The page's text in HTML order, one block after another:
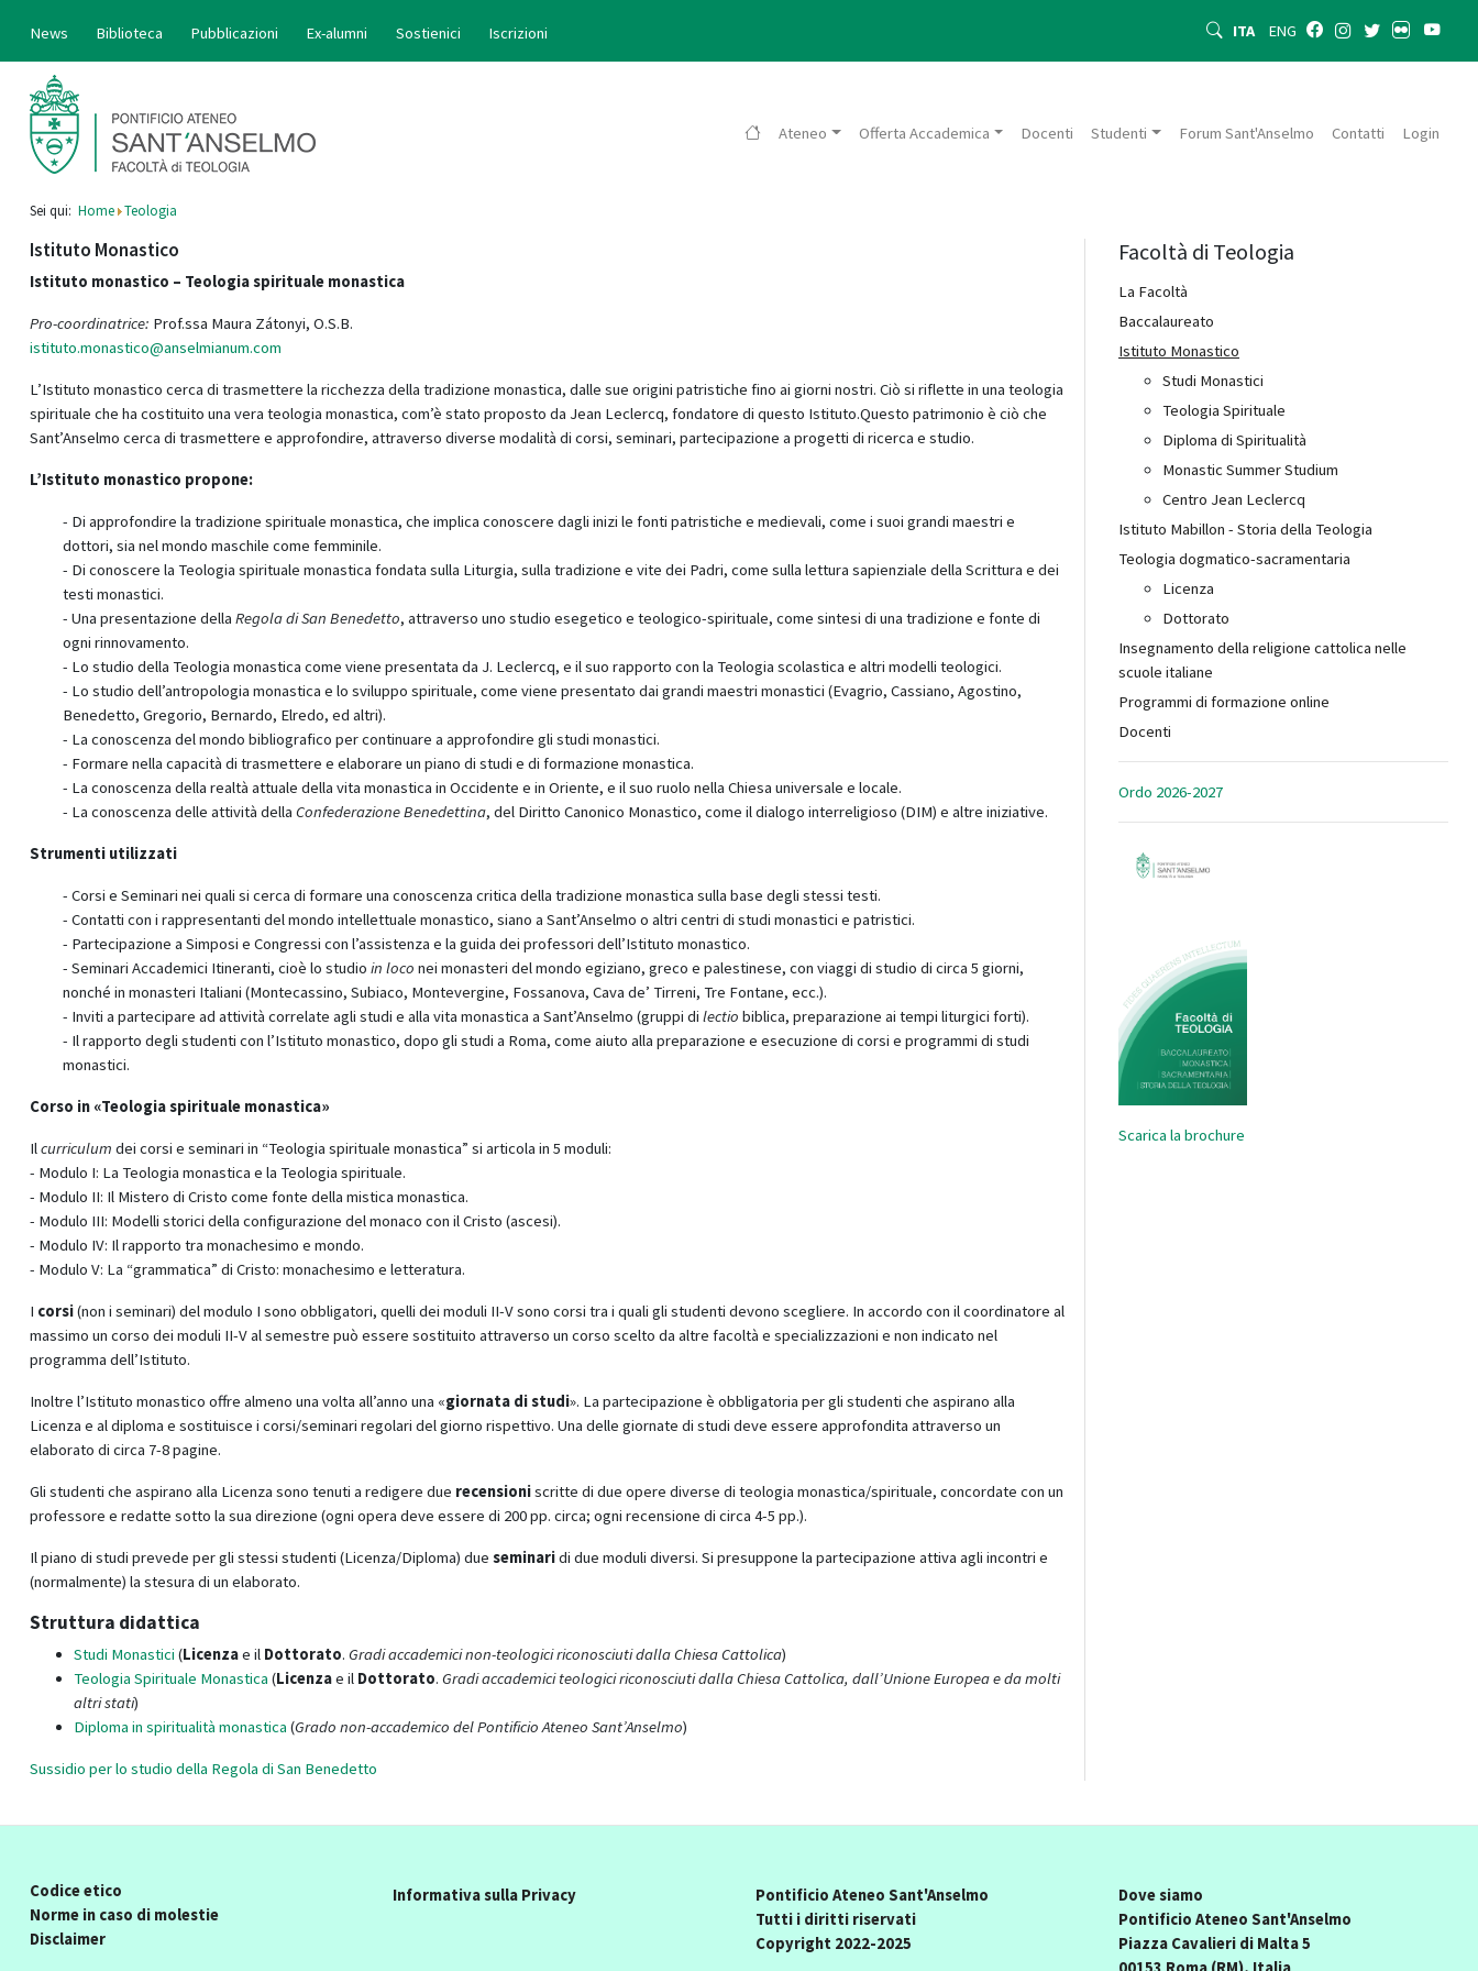
News Biblioteca Pubblicazioni Ex-alumni Sostienici Iscrizioni ITA ENG
Ateneo Offerta Accademica Docenti Studenti Forum Sant'Anselmo Contatti Login
Sei qui: Home Teologia
Istituto Monastico
Istituto monastico – Teologia spirituale monastica
Pro-coordinatrice: Prof.ssa Maura Zátonyi, O.S.B.
istituto.monastico@anselmianum.com
L’Istituto monastico cerca di trasmettere la ricchezza della tradizione monastica, dalle sue origini patristiche fino ai giorni nostri. Ciò si riflette in una teologia
spirituale che ha costituito una vera teologia monastica, com’è stato proposto da Jean Leclercq, fondatore di questo Istituto.Questo patrimonio è ciò che
Sant’Anselmo cerca di trasmettere e approfondire, attraverso diverse modalità di corsi, seminari, partecipazione a progetti di ricerca e studio.
L’Istituto monastico propone:
- Di approfondire la tradizione spirituale monastica, che implica conoscere dagli inizi le fonti patristiche e medievali, come i suoi grandi maestri e
dottori, sia nel mondo maschile come femminile.
- Di conoscere la Teologia spirituale monastica fondata sulla Liturgia, sulla tradizione e vite dei Padri, come sulla lettura sapienziale della Scrittura e dei
testi monastici.
- Una presentazione della Regola di San Benedetto, attraverso uno studio esegetico e teologico-spirituale, come sintesi di una tradizione e fonte di
ogni rinnovamento.
- Lo studio della Teologia monastica come viene presentata da J. Leclercq, e il suo rapporto con la Teologia scolastica e altri modelli teologici.
- Lo studio dell’antropologia monastica e lo sviluppo spirituale, come viene presentato dai grandi maestri monastici (Evagrio, Cassiano, Agostino,
Benedetto, Gregorio, Bernardo, Elredo, ed altri).
- La conoscenza del mondo bibliografico per continuare a approfondire gli studi monastici.
- Formare nella capacità di trasmettere e elaborare un piano di studi e di formazione monastica.
- La conoscenza della realtà attuale della vita monastica in Occidente e in Oriente, e il suo ruolo nella Chiesa universale e locale.
- La conoscenza delle attività della Confederazione Benedettina, del Diritto Canonico Monastico, come il dialogo interreligioso (DIM) e altre iniziative.
Strumenti utilizzati
- Corsi e Seminari nei quali si cerca di formare una conoscenza critica della tradizione monastica sulla base degli stessi testi.
- Contatti con i rappresentanti del mondo intellettuale monastico, siano a Sant’Anselmo o altri centri di studi monastici e patristici.
- Partecipazione a Simposi e Congressi con l’assistenza e la guida dei professori dell’Istituto monastico.
- Seminari Accademici Itineranti, cioè lo studio in loco nei monasteri del mondo egiziano, greco e palestinese, con viaggi di studio di circa 5 giorni,
nonché in monasteri Italiani (Montecassino, Subiaco, Montevergine, Fossanova, Cava de’ Tirreni, Tre Fontane, ecc.).
- Inviti a partecipare ad attività correlate agli studi e alla vita monastica a Sant’Anselmo (gruppi di lectio biblica, preparazione ai tempi liturgici forti).
- Il rapporto degli studenti con l’Istituto monastico, dopo gli studi a Roma, come aiuto alla preparazione e esecuzione di corsi e programmi di studi
monastici.
Corso in «Teologia spirituale monastica»
Ilcurriculum dei corsi e seminari in “Teologia spirituale monastica” si articola in 5 moduli:
- Modulo I: La Teologia monastica e la Teologia spirituale.
- Modulo II: Il Mistero di Cristo come fonte della mistica monastica.
- Modulo III: Modelli storici della configurazione del monaco con il Cristo (ascesi).
- Modulo IV: Il rapporto tra monachesimo e mondo.
- Modulo V: La “grammatica” di Cristo: monachesimo e letteratura.
I corsi(non i seminari) del modulo I sono obbligatori, quelli dei moduli II-V sono corsi tra i quali gli studenti devono scegliere. In accordo con il coordinatore al
massimo un corso dei moduli II-V al semestre può essere sostituito attraverso un corso scelto da altre facoltà e specializzazioni e non indicato nel
programma dell’Istituto.
Inoltre l’Istituto monastico offre almeno una volta all’anno una «giornata di studi». La partecipazione è obbligatoria per gli studenti che aspirano alla
Licenza e al diploma e sostituisce i corsi/seminari regolari del giorno rispettivo. Una delle giornate di studi deve essere approfondita attraverso un
elaborato di circa 7-8 pagine.
Gli studenti che aspirano alla Licenza sono tenuti a redigere due recensioniscritte di due opere diverse di teologia monastica/spirituale, concordate con un
professore e redatte sotto la sua direzione (ogni opera deve essere di 200 pp. circa; ogni recensione di circa 4-5 pp.).
Il piano di studi prevede per gli stessi studenti (Licenza/Diploma) due seminaridi due moduli diversi. Si presuppone la partecipazione attiva agli incontri e
(normalmente) la stesura di un elaborato.
Struttura didattica
Studi Monastici (Licenzae il Dottorato. Gradi accademici non-teologici riconosciuti dalla Chiesa Cattolica)
Teologia Spirituale Monastica (Licenzae il Dottorato. Gradi accademici teologici riconosciuti dalla Chiesa Cattolica, dall’Unione Europea e da molti
altri stati)
Diploma in spiritualità monastica (Grado non-accademico del Pontificio Ateneo Sant’Anselmo)
Sussidio per lo studio della Regola di San Benedetto
Facoltà di Teologia
La Facoltà
Baccalaureato
Istituto Monastico
Studi Monastici
Teologia Spirituale
Diploma di Spiritualità
Monastic Summer Studium
Centro Jean Leclercq
Istituto Mabillon - Storia della Teologia
Teologia dogmatico-sacramentaria
Licenza
Dottorato
Insegnamento della religione cattolica nelle
scuole italiane
Programmi di formazione online
Docenti
Ordo 2026-2027
Scarica la brochure
Codice etico
Norme in caso di molestie
Disclaimer
Informativa sulla Privacy
Pontificio Ateneo Sant'Anselmo
Tutti i diritti riservati
Copyright 2022-2025
Dove siamo
Pontificio Ateneo Sant'Anselmo
Piazza Cavalieri di Malta 5